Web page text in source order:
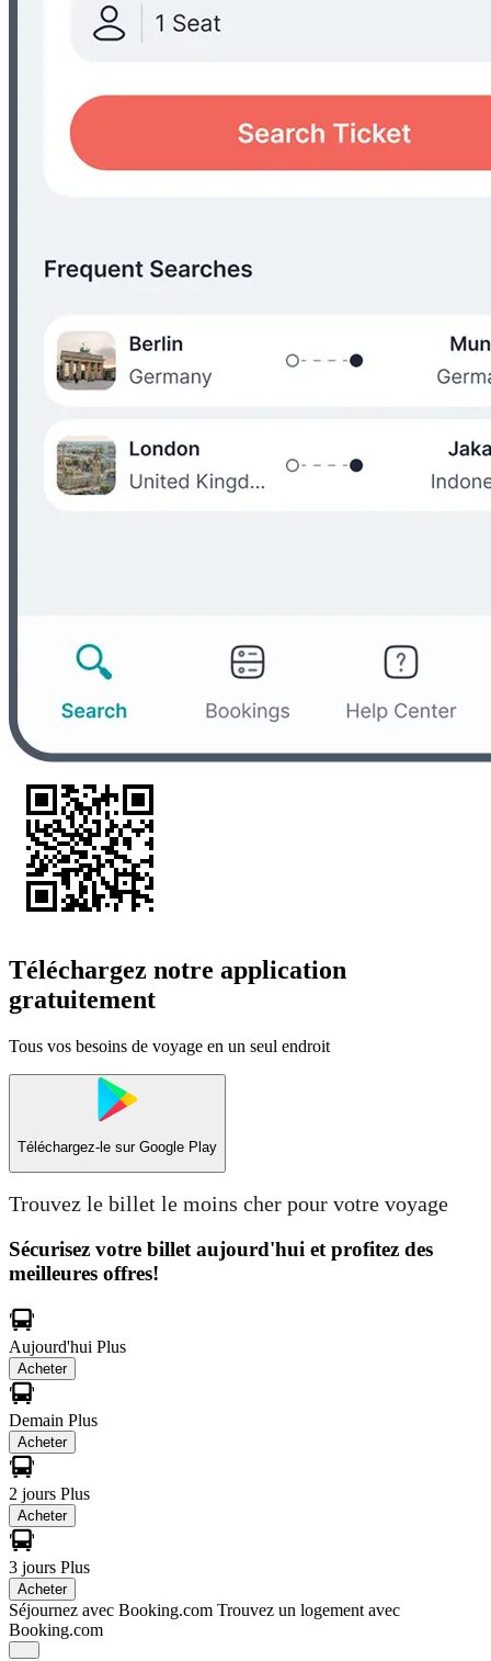
Téléchargez notre application
gratuitement
Tous vos besoins de voyage en un seul endroit
Téléchargez-le sur Google Play
Trouvez le billet le moins cher pour votre voyage
Sécurisez votre billet aujourd'hui et profitez des
meilleures offres!
Aujourd'hui Plus
Acheter
Demain Plus
Acheter
2 jours Plus
Acheter
3 jours Plus
Acheter
Séjournez avec Booking.com Trouvez un logement avec
Booking.com